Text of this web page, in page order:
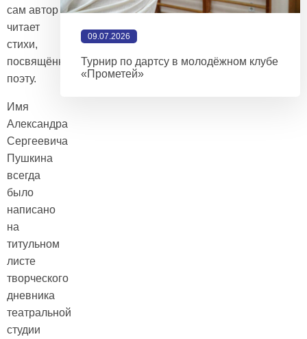
сам автор
читает
стихи,
посвящённые
поэту.
Имя
Александра
Сергеевича
Пушкина
всегда
было
написано
на
титульном
листе
творческого
дневника
театральной
студии
09.07.2026
Турнир по дартсу в молодёжном клубе
«Прометей»